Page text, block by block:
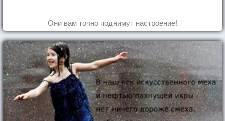
Они вам точно поднимут настроение!